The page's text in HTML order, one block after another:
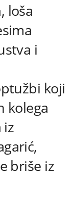
loša
i
koji
kolega
iz
briše iz